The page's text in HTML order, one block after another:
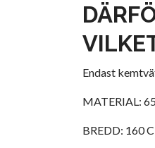
Endast
MATERIAL:
BREDD: 160